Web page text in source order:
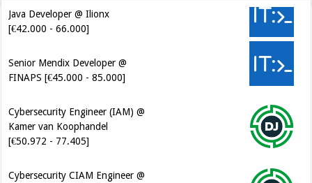
Java Developer @ Ilionx
[€42.000 - 66.000]
Senior Mendix Developer @
FINAPS [€45.000 - 85.000]
Cybersecurity Engineer (IAM) @
Kamer van Koophandel
[€50.972 - 77.405]
Cybersecurity CIAM Engineer @